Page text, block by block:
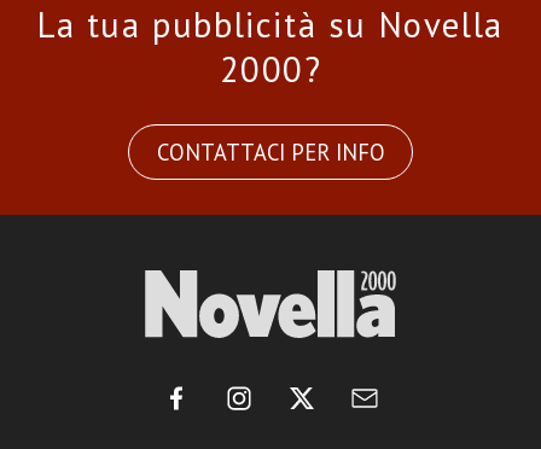
La tua pubblicità su Novella
2000?
CONTATTACI PER INFO